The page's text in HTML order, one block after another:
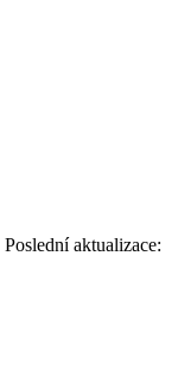
Poslední aktualizace: